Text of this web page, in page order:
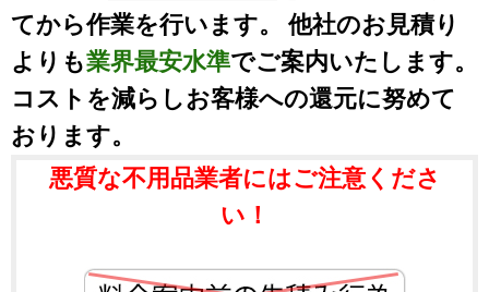
てから作業を行います。 他社のお見積り
よりも業界最安水準でご案内いたします。
コストを減らしお客様への還元に努めて
おります。
悪質な不用品業者にはご注意くださ
い！